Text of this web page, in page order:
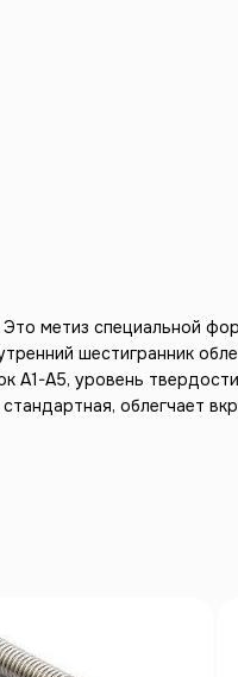
метиз специальной
шестигранник
А1-А5, уровень
облегчает